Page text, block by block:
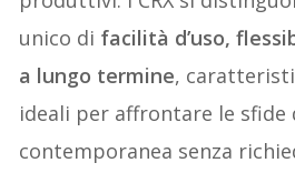
unico di facilità d’uso,
a lungo termine,
ideali per affrontare le sfide
contemporanea senza